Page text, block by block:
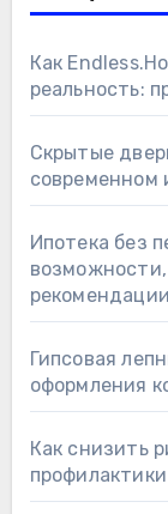
Как
реальность:
Скрытые
современном
Ипотека без
Гипсовая
оформления
Как снизить
профилактики